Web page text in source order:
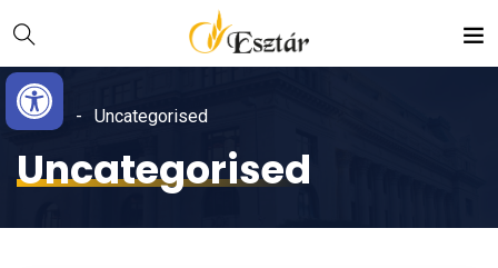
Eszköztár megnyitása
Content
navigációhoz
Home
Uncategorised
Uncategorised